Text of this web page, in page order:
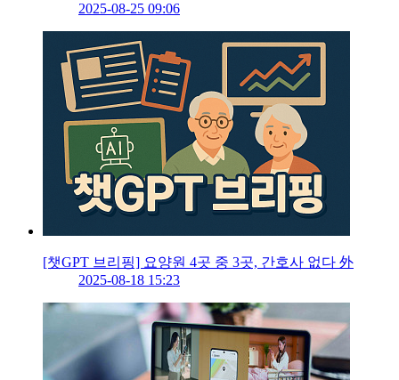
2025-08-25 09:06
[챗GPT 브리핑] 요양원 4곳 중 3곳, 간호사 없다 外
2025-08-18 15:23